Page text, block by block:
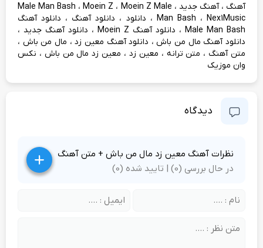
آهنگ ،آهنگ جدید ، Male Man Bash ،Moein Z ، Moein Z Male
Man Bash ،Nex1Music ، دانلود ، دانلود آهنگ ، دانلود آهنگ
Male Man Bash ، دانلود آهنگ Moein Z ، دانلود آهنگ جدید ،
دانلود آهنگ مال من باش، دانلود آهنگ معین زد، مال من باش ،
متن آهنگ ، متن ترانه ، معین زد ، معین زد مال من باش ، نکس
وان موزیک
دیدگاه
نظرات آهنگ معین زد مال من باش + متن آهنگ
در حال بررسی (0) | تایید شده (0)